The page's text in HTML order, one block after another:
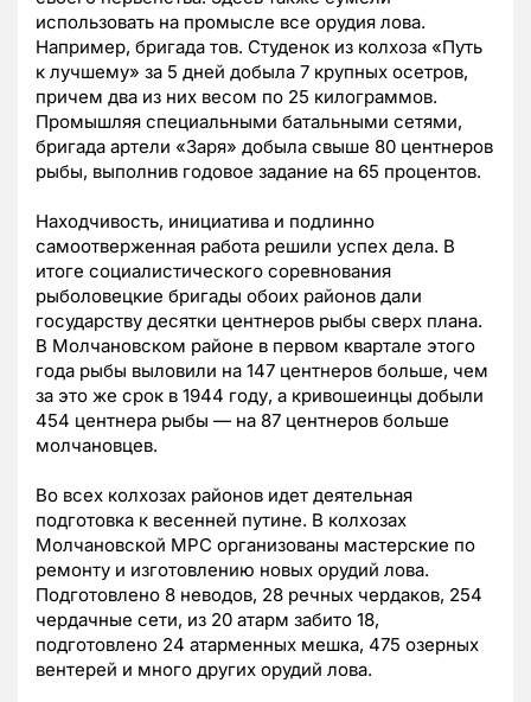
использовать на промысле все орудия лова.
Например, бригада тов. Студенок из колхоза «Путь
к лучшему» за 5 дней добыла 7 крупных осетров,
причем два из них весом по 25 килограммов.
Промышляя специальными батальными сетями,
бригада артели «Заря» добыла свыше 80 центнеров
рыбы, выполнив годовое задание на 65 процентов.
Находчивость, инициатива и подлинно
самоотверженная работа решили успех дела. В
итоге социалистического соревнования
рыболовецкие бригады обоих районов дали
государству десятки центнеров рыбы сверх плана.
В Молчановском районе в первом квартале этого
года рыбы выловили на 147 центнеров больше, чем
за это же срок в 1944 году, а кривошеинцы добыли
454 центнера рыбы — на 87 центнеров больше
молчановцев.
Во всех колхозах районов идет деятельная
подготовка к весенней путине. В колхозах
Молчановской МРС организованы мастерские по
ремонту и изготовлению новых орудий лова.
Подготовлено 8 неводов, 28 речных чердаков, 254
чердачные сети, из 20 атарм забито 18,
подготовлено 24 атарменных мешка, 475 озерных
вентерей и много других орудий лова.